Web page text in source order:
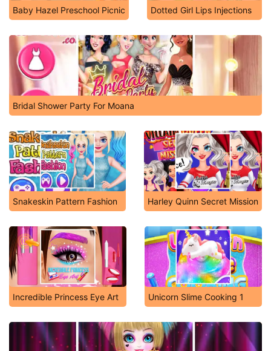
Baby Hazel Preschool Picnic Dotted Girl Lips Injections
Bridal Shower Party For Moana
Snakeskin Pattern Fashion Harley Quinn Secret Mission
Incredible Princess Eye Art Unicorn Slime Cooking 1